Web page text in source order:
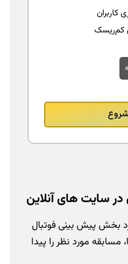
کاربران
کم‌ریسک
سایت‌ های آنلاین
بخش پیش بینی فوتبال
مورد نظر را پیدا